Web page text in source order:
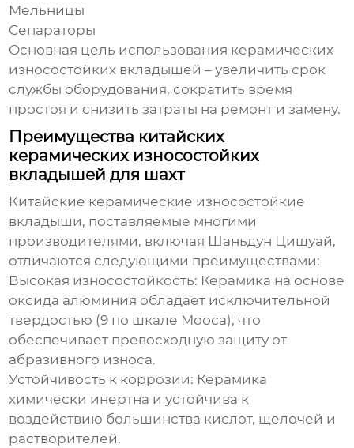
Мельницы
Сепараторы
Основная цель использования керамических
износостойких вкладышей – увеличить срок
службы оборудования, сократить время
простоя и снизить затраты на ремонт и замену.
Преимущества китайских
керамических износостойких
вкладышей для шахт
Китайские керамические износостойкие
вкладыши, поставляемые многими
производителями, включая Шаньдун Цишуай,
отличаются следующими преимуществами:
Высокая износостойкость: Керамика на основе
оксида алюминия обладает исключительной
твердостью (9 по шкале Мооса), что
обеспечивает превосходную защиту от
абразивного износа.
Устойчивость к коррозии: Керамика
химически инертна и устойчива к
воздействию большинства кислот, щелочей и
растворителей.